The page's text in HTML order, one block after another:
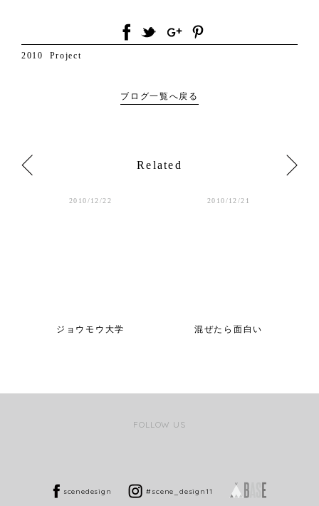
2010 Project
ブログ一覧へ戻る
Related
2010/12/22
ジョウモウ大学
2010/12/21
混ぜたら面白い
FOLLOW US
scenedesign #scene_design11